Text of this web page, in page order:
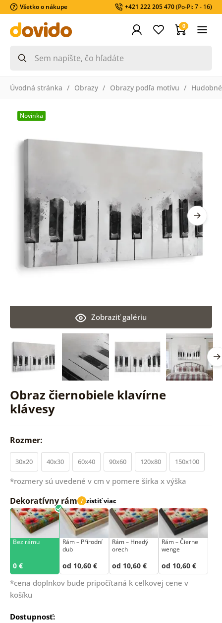
Všetko o nákupe +421 222 205 470(Po-Pi: 7 - 16)
0
Úvodná stránka Obrazy Obrazy podľa motívu
Obraz čiernobiele klavírne
klávesy
Zobraziť galériu
Novinka
Rozmer:
30x20 40x30 60x40 90x60 120x80 150x100
*rozmery sú uvedené v cm v pomere šírka x výška
Dekoratívny rám i zistiť viac
Bez rámu
0 €
Rám –⁠⁠⁠⁠⁠⁠ Přírodní
dub
od 10,60 €
Rám – Hnedý
orech
od 10,60 €
Rám – Čierne
wenge
od 10,60 €
*cena doplnkov bude pripočítaná k celkovej cene v
košíku
Dostupnosť: